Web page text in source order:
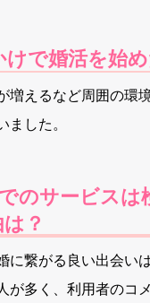
で婚活を始
増えるなど周囲の環
ました。
のサービス
？
に繋がる良い出会い
が多く、利用者のコ